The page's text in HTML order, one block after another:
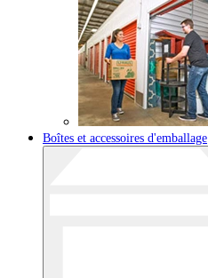
Boîtes et accessoires d'emballage